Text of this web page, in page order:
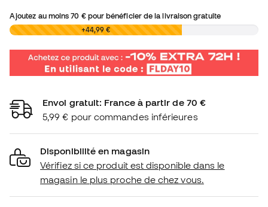
Ajoutez au moins70 €pour bénéficier de la livraison gratuite
0,00 € +44,99 €
Envoi gratuit: France à partir de 70 €
5,99 € pour commandes inférieures
Disponibilité en magasin
Vérifiez si ce produit est disponible dans le
magasin le plus proche de chez vous.